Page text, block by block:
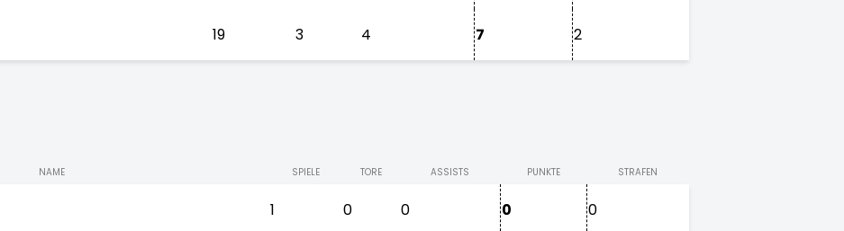
19 3 4 7 2
NAME SPIELE TORE ASSISTS PUNKTE STRAFEN
1 0 0 0 0